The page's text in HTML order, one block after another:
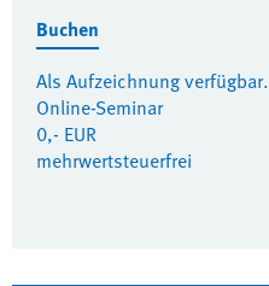
Buchen
Als Aufzeichnung verfügbar.
Online-Seminar
0,- EUR
mehrwertsteuerfrei